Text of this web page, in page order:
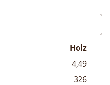
Holz
4,49
326